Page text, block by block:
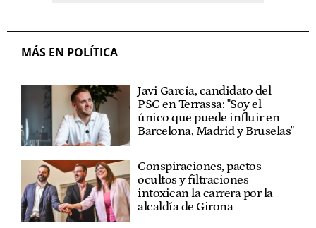
MÁS EN POLÍTICA
Javi García, candidato del
PSC en Terrassa: "Soy el
único que puede influir en
Barcelona, Madrid y Bruselas"
Conspiraciones, pactos
ocultos y filtraciones
intoxican la carrera por la
alcaldía de Girona